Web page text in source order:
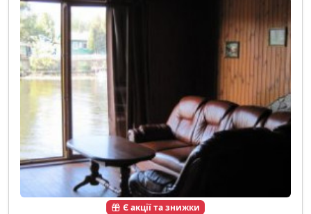
Є акції та знижки